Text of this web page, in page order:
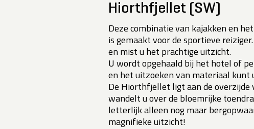
Hiorthfjellet (SW)
Deze combinatie van kajakken en
is gemaakt voor de sportieve
en mist u het prachtige uitzicht.
U wordt opgehaald bij het hotel of
en het uitzoeken van materiaal kunt
De Hiorthfjellet ligt aan de overzijde
wandelt u over de bloemrijke
letterlijk alleen nog maar
magnifieke uitzicht!